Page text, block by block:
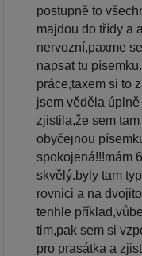
postupně to
majdou do třídy a
nervozní,paxme
napsat tu
práce,taxem si to
jsem věděla
zjistila,že sem
obyčejnou
spokojená!!!mám
skvělý.byly tam
rovnici a na
tenhle
tim,pak sem si
pro prasátka a